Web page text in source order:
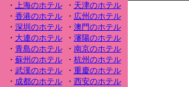
・ 上海のホテル・ 天津のホテル
・ 香港のホテル・ 広州のホテル
・ 深圳のホテル・ 澳門のホテル
・ 大連のホテル・ 瀋陽のホテル
・ 青島のホテル・ 南京のホテル
・ 蘇州のホテル・ 杭州のホテル
・ 武漢のホテル・ 重慶のホテル
・ 成都のホテル・ 西安のホテル